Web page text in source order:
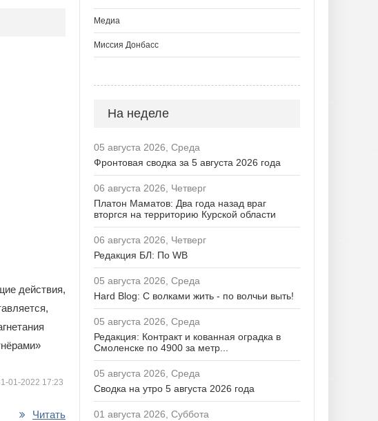
действия,
01-2022 17:23
Читать
Медиа
Миссия Донбасс
На неделе
05 августа 2026, Среда
Фронтовая сводка за 5 августа 2026 года
06 августа 2026, Четверг
Платон Маматов: Два года назад враг
вторгся на территорию Курской области
06 августа 2026, Четверг
Редакция БЛ: По WB
05 августа 2026, Среда
Hard Blog: С волками жить - по волчьи выть!
05 августа 2026, Среда
Редакция: Контракт и кованная оградка в
Смоленске по 4900 за метр...
05 августа 2026, Среда
Сводка на утро 5 августа 2026 года
01 августа 2026, Суббота